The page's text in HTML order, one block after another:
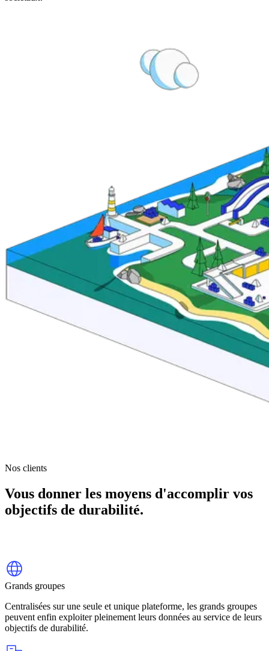
Nos clients
Vous donner les moyens d'accomplir vos
objectifs de durabilité.
Grands groupes
Centralisées sur une seule et unique plateforme, les grands groupes
peuvent enfin exploiter pleinement leurs données au service de leurs
objectifs de durabilité.